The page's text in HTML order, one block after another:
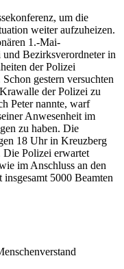
um die
weiter aufzuheizen.
1.-Mai-
Bezirksverordneter in
der Polizei
gestern versuchten
der Polizei zu
Peter nannte, warf
Anwesenheit im
zu haben. Die
18 Uhr in Kreuzberg
Die Polizei erwartet
im Anschluss an den
5000 Beamten